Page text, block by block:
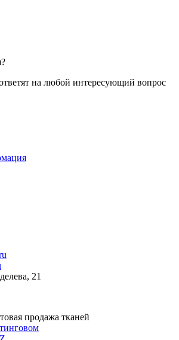
на любой интересующий вопрос
21
продажа тканей